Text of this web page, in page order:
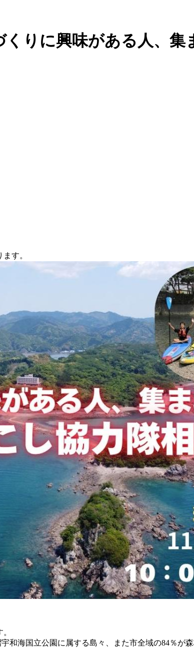
くりに興味がある人、
す。
和海国立公園に属する島々、また市全域の84％が